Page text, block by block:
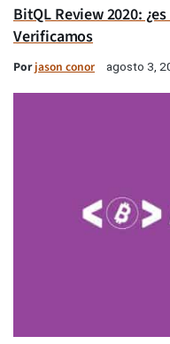
BitQL Review 2020:
Verificamos
Porjason conor agosto 3,